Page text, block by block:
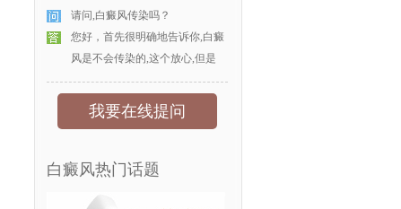
请问,白癜风传染吗？
您好，首先很明确地告诉你,白癜
风是不会传染的,这个放心,但是
我要在线提问
白癜风热门话题